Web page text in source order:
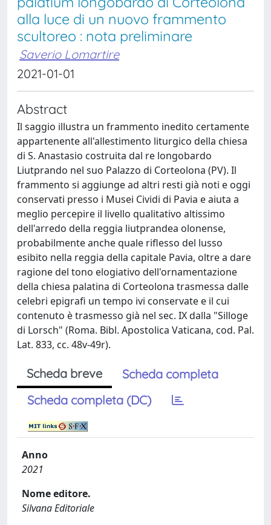
alla luce di un nuovo frammento
scultoreo : nota preliminare
Saverio Lomartire
2021-01-01
Abstract
Il saggio illustra un frammento inedito certamente
appartenente all'allestimento liturgico della chiesa
di S. Anastasio costruita dal re longobardo
Liutprando nel suo Palazzo di Corteolona (PV). Il
frammento si aggiunge ad altri resti già noti e oggi
conservati presso i Musei Cividi di Pavia e aiuta a
meglio percepire il livello qualitativo altissimo
dell'arredo della reggia liutprandea olonense,
probabilmente anche quale riflesso del lusso
esibito nella reggia della capitale Pavia, oltre a dare
ragione del tono elogiativo dell'ornamentazione
della chiesa palatina di Corteolona trasmessa dalle
celebri epigrafi un tempo ivi conservate e il cui
contenuto è trasmesso già nel sec. IX dalla "Silloge
di Lorsch" (Roma. Bibl. Apostolica Vaticana, cod. Pal.
Lat. 833, cc. 48v-49r).
Scheda breve
Scheda completa
Scheda completa (DC)
Anno
2021
Nome editore.
Silvana Editoriale